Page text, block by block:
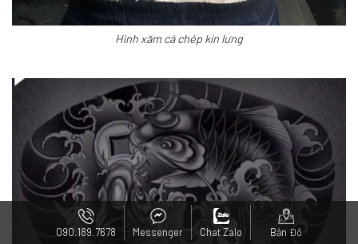
090.189.7678 Messenger Chat Zalo Bản Đồ
Hình xăm cá chép kín lưng